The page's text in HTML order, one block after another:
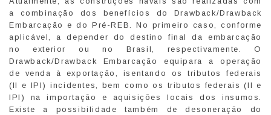
a combinação dos benefícios do Drawback/Drawback
Embarcação e do Pré-REB. No primeiro caso, conforme
aplicável, a depender do destino final da embarcação
no exterior ou no Brasil, respectivamente. O
Drawback/Drawback Embarcação equipara a operação
de venda à exportação, isentando os tributos federais
(II e IPI) incidentes, bem como os tributos federais (II e
IPI) na importação e aquisições locais dos insumos.
Existe a possibilidade também de desoneração do